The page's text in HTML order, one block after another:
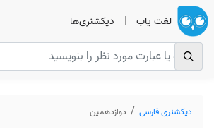
لغت یاب | دیکشنری‌ها
دیکشنری فارسی دوازدهمین